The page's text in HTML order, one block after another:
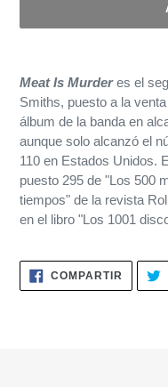
producto
a
tu
carrito
de
compra
Meat Is Murder es el
Smiths, puesto a la
álbum de la banda en
aunque solo alcanzó el
110 en Estados Unidos.
puesto 295 de "Los 500
tiempos" de la revista
en el libro "Los 1001
COMPARTIR